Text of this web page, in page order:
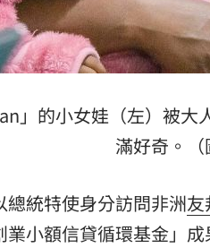
職涯論壇9/12登場！ 10:30
7s掀足球熱潮 10:00
追星吃美食！ 18:15
」的小女娃（左）被大
滿好奇。（
統特使身分訪問非洲友
業小額信貸循環基金」